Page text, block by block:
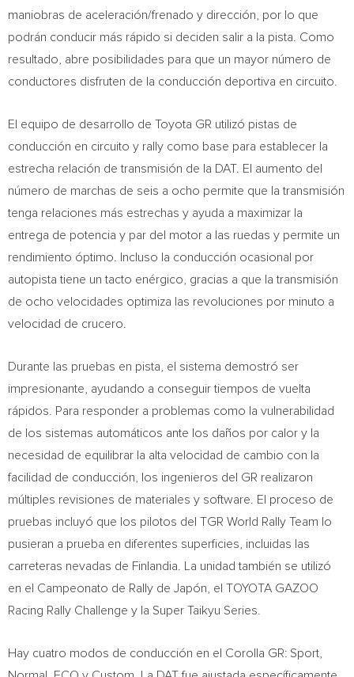
maniobras de aceleración/frenado y dirección, por lo que
podrán conducir más rápido si deciden salir a la pista. Como
resultado, abre posibilidades para que un mayor número de
conductores disfruten de la conducción deportiva en circuito.
El equipo de desarrollo de Toyota GR utilizó pistas de
conducción en circuito y rally como base para establecer la
estrecha relación de transmisión de la DAT. El aumento del
número de marchas de seis a ocho permite que la transmisión
tenga relaciones más estrechas y ayuda a maximizar la
entrega de potencia y par del motor a las ruedas y permite un
rendimiento óptimo. Incluso la conducción ocasional por
autopista tiene un tacto enérgico, gracias a que la transmisión
de ocho velocidades optimiza las revoluciones por minuto a
velocidad de crucero.
Durante las pruebas en pista, el sistema demostró ser
impresionante, ayudando a conseguir tiempos de vuelta
rápidos. Para responder a problemas como la vulnerabilidad
de los sistemas automáticos ante los daños por calor y la
necesidad de equilibrar la alta velocidad de cambio con la
facilidad de conducción, los ingenieros del GR realizaron
múltiples revisiones de materiales y software. El proceso de
pruebas incluyó que los pilotos del TGR World Rally Team lo
pusieran a prueba en diferentes superficies, incluidas las
carreteras nevadas de Finlandia. La unidad también se utilizó
en el Campeonato de Rally de Japón, el TOYOTA GAZOO
Racing Rally Challenge y la Super Taikyu Series.
Hay cuatro modos de conducción en el Corolla GR: Sport,